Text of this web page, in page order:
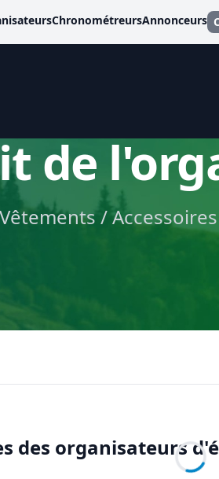
ChronométreursAnnonceurs
de
Vêtements /
des organisateurs